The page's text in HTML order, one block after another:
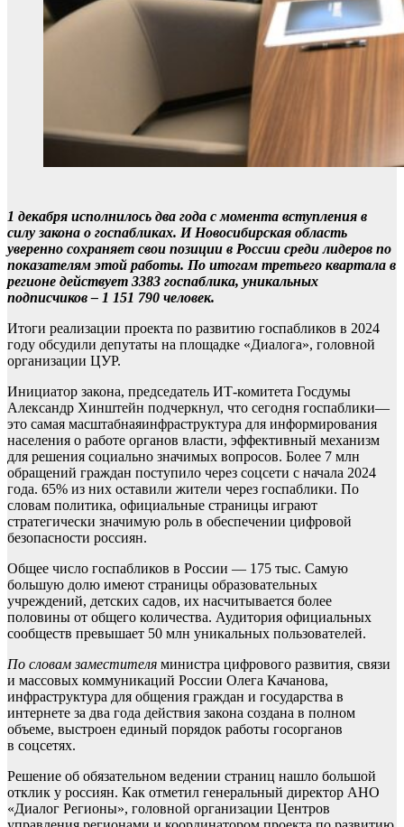
1 декабря исполнилось два года с момента вступления в
силу закона о госпабликах. И Новосибирская область
уверенно сохраняет свои позиции в России среди лидеров по
показателям этой работы. По итогам третьего квартала в
регионе действует 3383 госпаблика, уникальных
подписчиков – 1 151 790 человек.
Итоги реализации проекта по развитию госпабликов в 2024
году обсудили депутаты на площадке «Диалога», головной
организации ЦУР.
Инициатор закона, председатель ИТ-комитета Госдумы
Александр Хинштейн подчеркнул, что сегодня госпаблики—
это самая масштабнаяинфраструктура для информирования
населения о работе органов власти, эффективный механизм
для решения социально значимых вопросов. Более 7 млн
обращений граждан поступило через соцсети с начала 2024
года. 65% из них оставили жители через госпаблики. По
словам политика, официальные страницы играют
стратегически значимую роль в обеспечении цифровой
безопасности россиян.
Общее число госпабликов в России — 175 тыс. Самую
большую долю имеют страницы образовательных
учреждений, детских садов, их насчитывается более
половины от общего количества. Аудитория официальных
сообществ превышает 50 млн уникальных пользователей.
По словам заместителя министра цифрового развития, связи
и массовых коммуникаций России Олега Качанова,
инфраструктура для общения граждан и государства в
интернете за два года действия закона создана в полном
объеме, выстроен единый порядок работы госорганов
в соцсетях.
Решение об обязательном ведении страниц нашло большой
отклик у россиян. Как отметил генеральный директор АНО
«Диалог Регионы», головной организации Центров